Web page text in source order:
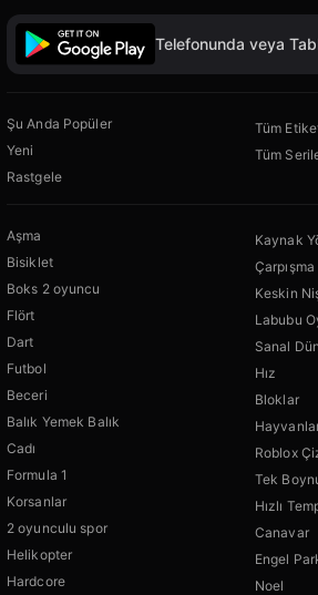
Telefonunda veya
Şu Anda Popüler
Yeni
Rastgele
Tüm
Tüm
Aşma
Bisiklet
Boks 2 oyuncu
Flört
Dart
Futbol
Beceri
Balık Yemek Balık
Cadı
Formula 1
Korsanlar
2 oyunculu spor
Helikopter
Hardcore
Kaynak
Çarpışma
Keskin
Labubu
Sanal
Hız
Bloklar
Roblox
Tek
Hızlı
Canavar
Engel
Noel